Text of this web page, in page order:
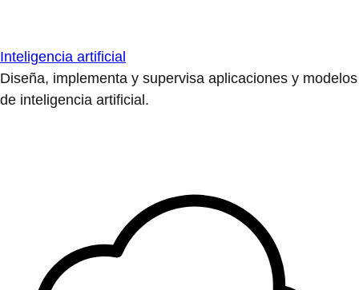
Inteligencia artificial
Diseña, implementa y supervisa aplicaciones y modelos
de inteligencia artificial.